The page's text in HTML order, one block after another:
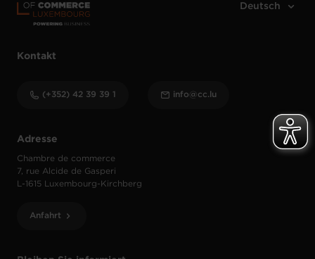
Adresse
Chambre de commerce
7, rue Alcide de Gasperi
L-1615 Luxembourg-Kirchberg
Anfahrt
Kontakt
(+352) 42 39 39 1 info@cc.lu